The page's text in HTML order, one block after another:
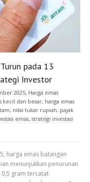
pada 13
Investor
2025, Harga emas
kecil dan besar, harga emas
, nilai tukar rupiah, pajak
emas, strategi investasi
harga emas batangan
menunjukkan penurunan
gram tercatat